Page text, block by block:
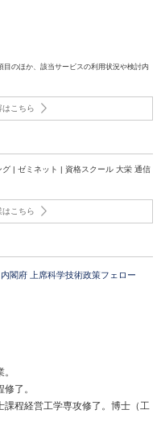
のほか、該当サービスの利用状況や検討内
こちら
| ゼミネット | 資格スクール 大栄 通信
こちら
閣府 上席科学技術政策フェロー
了。
程経営工学専攻修了。博士（工